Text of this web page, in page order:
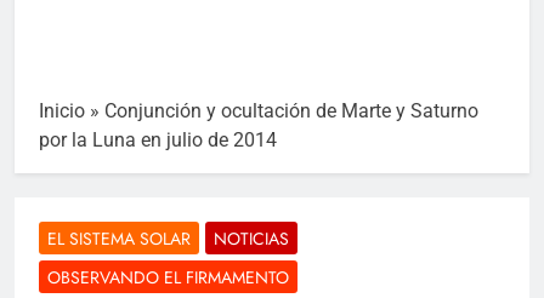
Inicio » Conjunción y ocultación de Marte y Saturno
por la Luna en julio de 2014
EL SISTEMA SOLAR
NOTICIAS
OBSERVANDO EL FIRMAMENTO